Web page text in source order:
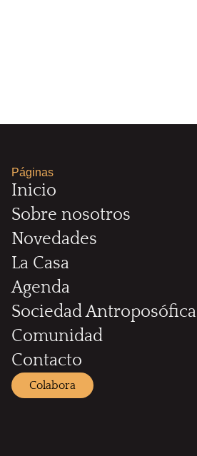
Páginas
Inicio
Sobre nosotros
Novedades
La Casa
Agenda
Sociedad Antroposófica
Comunidad
Contacto
Colabora